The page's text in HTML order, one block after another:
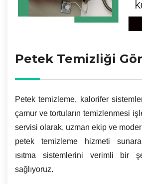
Petek Temizliği
Petek temizleme, kalorifer
çamur ve tortuların temizlenmesi
servisi olarak, uzman ekip ve
petek temizleme hizmeti
ısıtma sistemlerini verimli bir
sağlıyoruz.